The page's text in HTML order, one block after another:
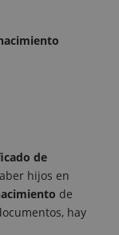
de
hijos en
de
hay